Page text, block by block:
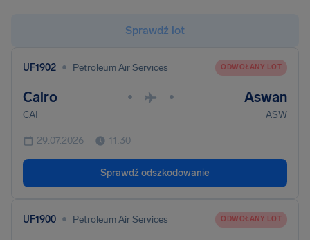
Sprawdź lot
UF1902 • Petroleum Air Services ODWOŁANY LOT
Cairo • • Aswan
CAI ASW
29.07.2026 11:30
Sprawdź odszkodowanie
UF1900 • Petroleum Air Services ODWOŁANY LOT